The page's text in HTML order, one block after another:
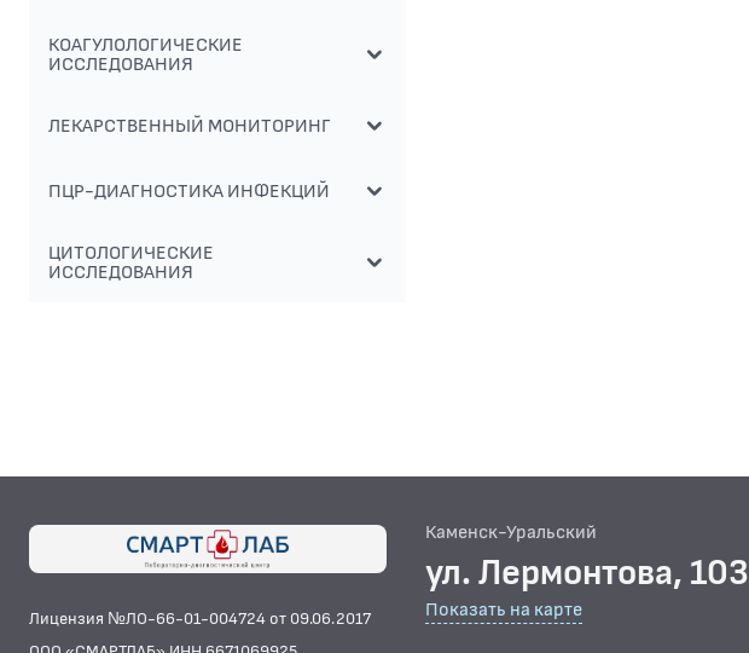
КОАГУЛОЛОГИЧЕСКИЕ
ИССЛЕДОВАНИЯ
ЛЕКАРСТВЕННЫЙ МОНИТОРИНГ
ПЦР-ДИАГНОСТИКА ИНФЕКЦИЙ
ЦИТОЛОГИЧЕСКИЕ
ИССЛЕДОВАНИЯ
Лицензия №ЛО-66-01-004724 от 09.06.2017
Каменск-Уральский
ул. Лермонтова, 103
Показать на карте